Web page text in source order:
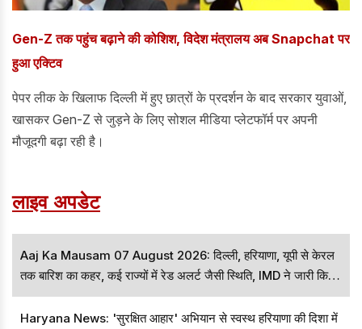
Gen-Z तक पहुंच बढ़ाने की कोशिश, विदेश मंत्रालय अब Snapchat पर
हुआ एक्टिव
पेपर लीक के खिलाफ दिल्ली में हुए छात्रों के प्रदर्शन के बाद सरकार युवाओं,
खासकर Gen-Z से जुड़ने के लिए सोशल मीडिया प्लेटफॉर्म पर अपनी
मौजूदगी बढ़ा रही है।
लाइव अपडेट
Aaj Ka Mausam 07 August 2026: दिल्ली, हरियाणा, यूपी से केरल
तक बारिश का कहर, कई राज्यों में रेड अलर्ट जैसी स्थिति, IMD ने जारी किया
बड़ा अपडेट
Haryana News: 'सुरक्षित आहार' अभियान से स्वस्थ हरियाणा की दिशा में